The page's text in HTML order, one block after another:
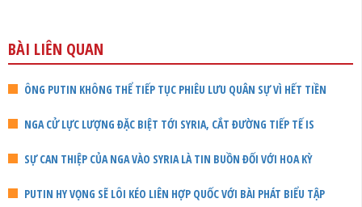
BÀI LIÊN QUAN
ÔNG PUTIN KHÔNG THỂ TIẾP TỤC PHIÊU LƯU QUÂN SỰ VÌ HẾT TIỀN
NGA CỬ LỰC LƯỢNG ĐẶC BIỆT TỚI SYRIA, CẮT ĐƯỜNG TIẾP TẾ IS
SỰ CAN THIỆP CỦA NGA VÀO SYRIA LÀ TIN BUỒN ĐỐI VỚI HOA KỲ
PUTIN HY VỌNG SẼ LÔI KÉO LIÊN HỢP QUỐC VỚI BÀI PHÁT BIỂU TẬP